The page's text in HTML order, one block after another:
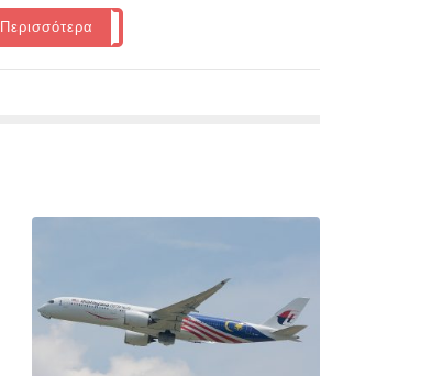
Περισσότερα